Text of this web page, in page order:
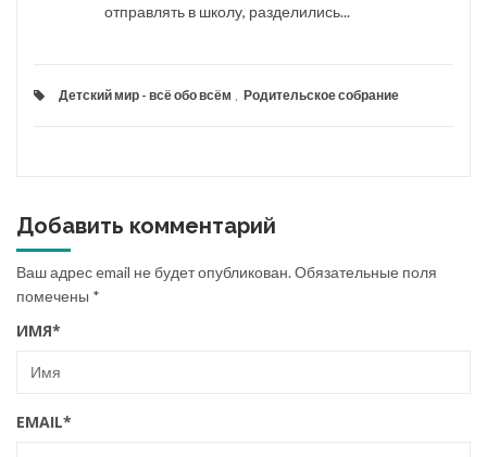
отправлять в школу, разделились...
Детский мир - всё обо всём Родительское собрание
Добавить комментарий
Ваш адрес email не будет опубликован.Обязательные поля
помечены *
ИМЯ*
EMAIL*